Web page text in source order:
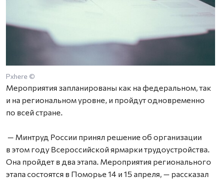
Pxhere ©
Мероприятия запланированы как на федеральном, так
и на региональном уровне, и пройдут одновременно
по всей стране.
— Минтруд России принял решение об организации
в этом году Всероссийской ярмарки трудоустройства.
Она пройдет в два этапа. Мероприятия регионального
этапа состоятся в Поморье 14 и 15 апреля, — рассказал